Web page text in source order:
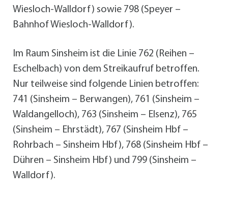
Wiesloch-Walldorf) sowie 798 (Speyer –
Bahnhof Wiesloch-Walldorf).
Im Raum Sinsheim ist die Linie 762 (Reihen –
Eschelbach) von dem Streikaufruf betroffen.
Nur teilweise sind folgende Linien betroffen:
741 (Sinsheim – Berwangen), 761 (Sinsheim –
Waldangelloch), 763 (Sinsheim – Elsenz), 765
(Sinsheim – Ehrstädt), 767 (Sinsheim Hbf –
Rohrbach – Sinsheim Hbf), 768 (Sinsheim Hbf –
Dühren – Sinsheim Hbf) und 799 (Sinsheim –
Walldorf).